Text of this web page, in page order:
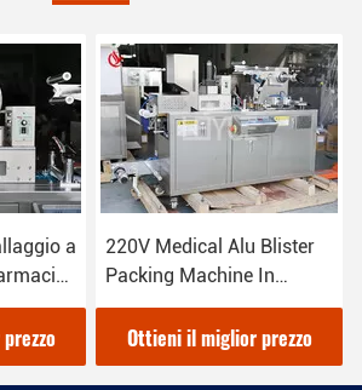
a
220V Medical Alu Blister
Packing Machine In
Pharmacy Packaging
Ottieni il miglior prezzo